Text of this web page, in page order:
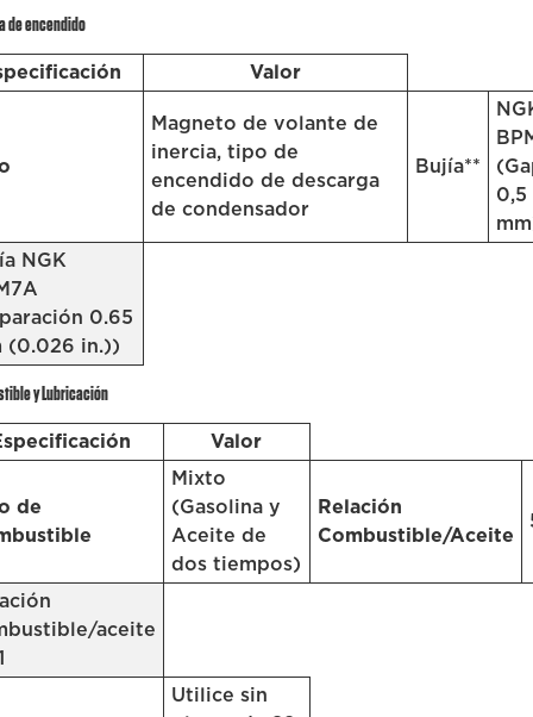
de encendido
Valor
Magneto de volante de
inercia, tipo de
encendido de descarga
de condensador
Bujía**
0,5
NGK
0.65
(0.026 in.))
y Lubricación
Valor
de
Mixto
(Gasolina y
Aceite de
dos tiempos)
Relación
Combustible/Aceite
aceite
Utilice sin